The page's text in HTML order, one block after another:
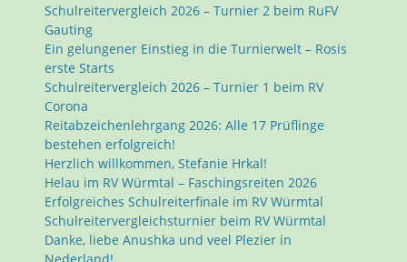
Schulreitervergleich 2026 – Turnier 2 beim RuFV
Gauting
Ein gelungener Einstieg in die Turnierwelt – Rosis
erste Starts
Schulreitervergleich 2026 – Turnier 1 beim RV
Corona
Reitabzeichenlehrgang 2026: Alle 17 Prüflinge
bestehen erfolgreich!
Herzlich willkommen, Stefanie Hrkal!
Helau im RV Würmtal – Faschingsreiten 2026
Erfolgreiches Schulreiterfinale im RV Würmtal
Schulreitervergleichsturnier beim RV Würmtal
Danke, liebe Anushka und veel Plezier in
Nederland!